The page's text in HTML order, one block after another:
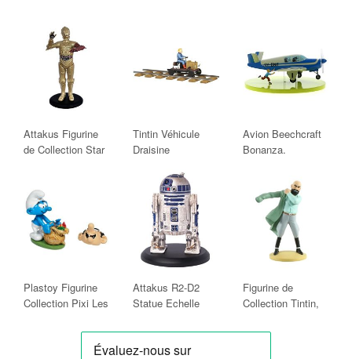
Attakus Figurine
de Collection Star
(2017)
Tintin Véhicule
Draisine
Avion Beechcraft
Bonanza.
Plastoy Figurine
Collection Pixi Les
Attakus R2-D2
Statue Echelle
Figurine de
Collection Tintin,
13cm (42242)